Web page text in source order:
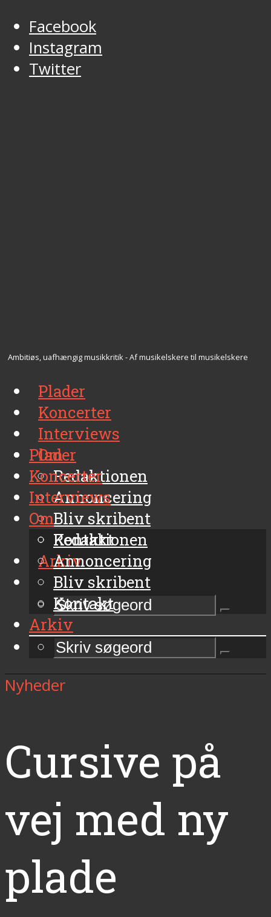
Facebook
Instagram
Twitter
Ambitiøs, uafhængig musikkritik - Af musikelskere til musikelskere
Plader
Koncerter
Interviews
Om
Redaktionen
Annoncering
Bliv skribent
Kontakt
Arkiv
Plader
Koncerter
Interviews
Om
Redaktionen
Annoncering
Bliv skribent
Kontakt
Arkiv
Nyheder
Cursive på
vej med ny
plade